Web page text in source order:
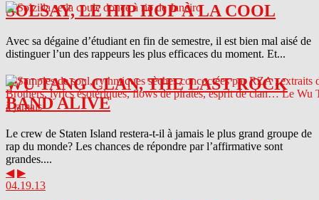
SOLSAY, LE HIP HOP À LA COOL
Avec sa dégaine d’étudiant en fin de semestre, il est bien mal aisé de
distinguer l’un des rappeurs les plus efficaces du moment. Et...
WU TANG CLAN, THE LAST ROCK
BAND ALIVE
Le crew de Staten Island restera-t-il à jamais le plus grand groupe de
rap du monde? Les chances de répondre par l’affirmative sont
grandes....
◀ ▶
04.19.13